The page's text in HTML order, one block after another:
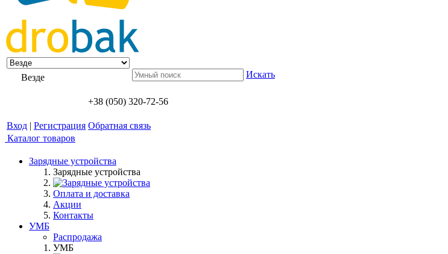
Везде Искать
+38 (050) 320-72-56
Вход | Регистрация Обратная связь
Каталог товаров
Зарядные устройства
Зарядные устройства
Оплата и доставка
Акции
Контакты
УМБ
Распродажа
УМБ